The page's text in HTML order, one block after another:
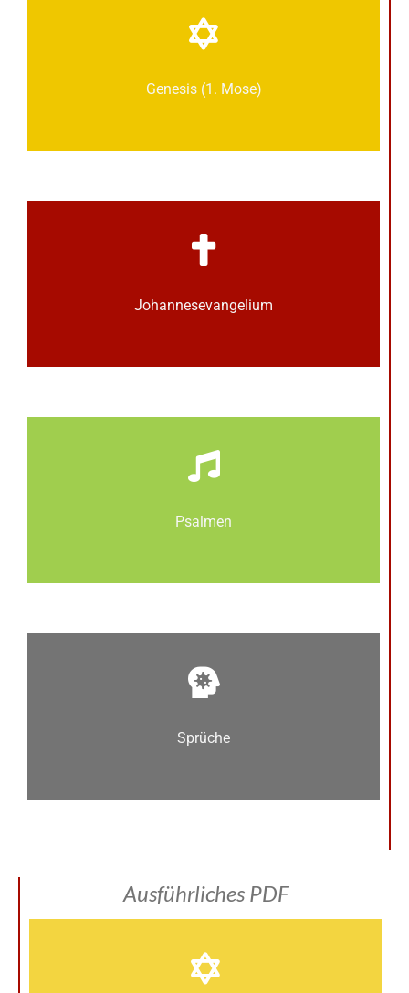
Genesis (1. Mose)
Johannes­­evangelium
Psalmen
Sprüche
Ausführliches PDF